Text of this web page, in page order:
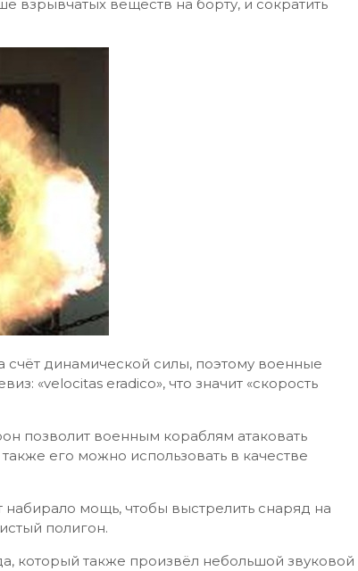
взрывчатых веществ на борту, и сократить
счёт динамической силы, поэтому военные
«velocitas eradico», что значит «скорость
позволит военным кораблям атаковать
его можно использовать в качестве
мощь, чтобы выстрелить снаряд на
полигон.
который также произвёл небольшой звуковой